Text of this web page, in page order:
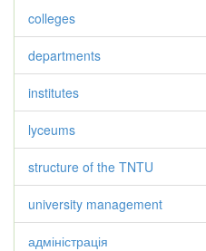
colleges
departments
institutes
lyceums
structure of the TNTU
university management
адміністрація